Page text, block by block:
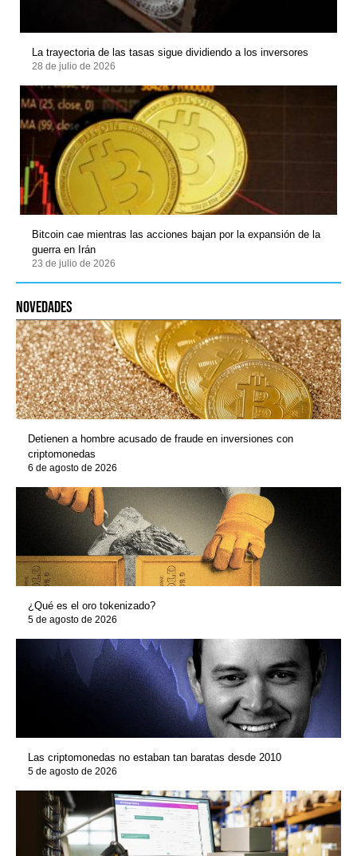
La trayectoria de las tasas sigue dividiendo a los inversores
28 de julio de 2026
Bitcoin cae mientras las acciones bajan por la expansión de la
guerra en Irán
23 de julio de 2026
novedades
Detienen a hombre acusado de fraude en inversiones con
criptomonedas
6 de agosto de 2026
¿Qué es el oro tokenizado?
5 de agosto de 2026
Las criptomonedas no estaban tan baratas desde 2010
5 de agosto de 2026